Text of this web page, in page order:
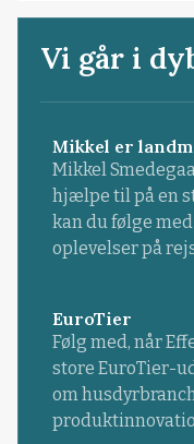
Vi går i
Mikkel er
Mikkel
hjælpe til på en
kan du følge
oplevelser på
EuroTier
Følg med, når
store EuroTier-
om